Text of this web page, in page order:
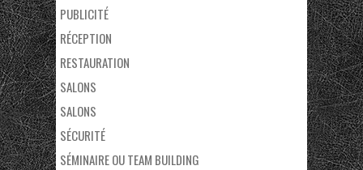
PUBLICITÉ
RÉCEPTION
RESTAURATION
SALONS
SALONS
SÉCURITÉ
SÉMINAIRE OU TEAM BUILDING